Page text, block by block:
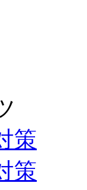
策
策